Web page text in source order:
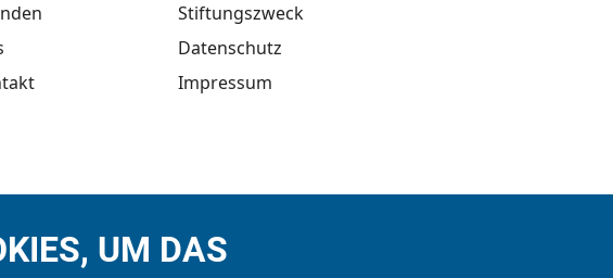
Stiftungszweck
Datenschutz
Impressum
UM DAS